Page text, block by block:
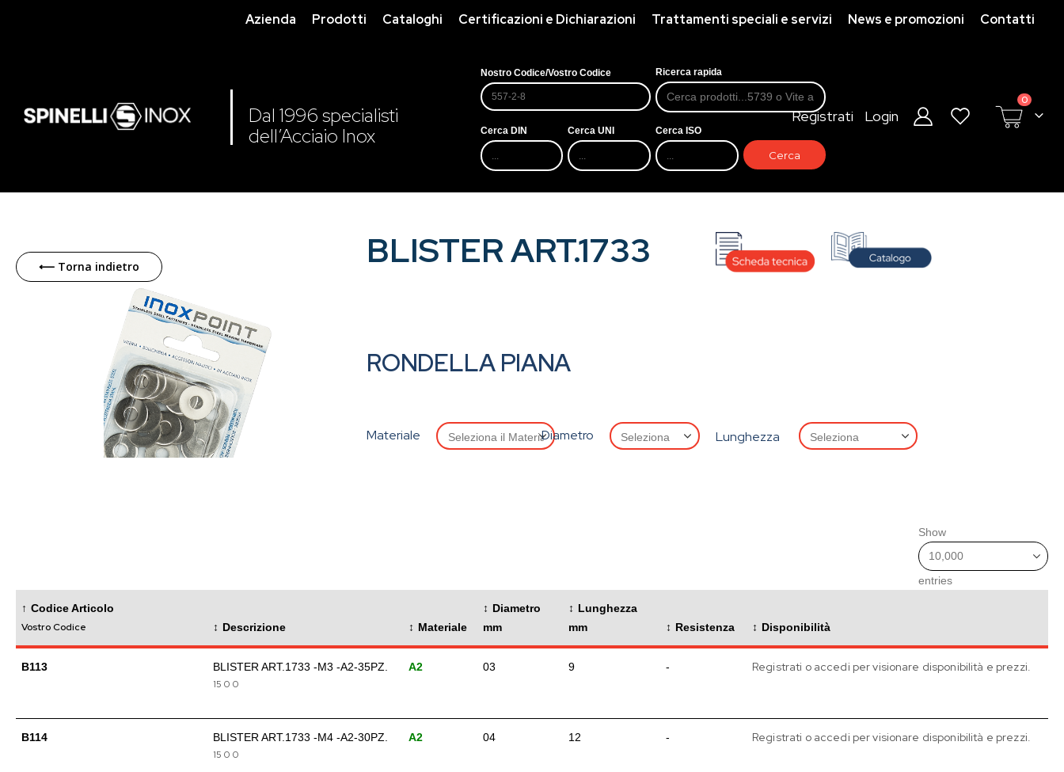
Azienda Prodotti Cataloghi Certificazioni e Dichiarazioni Trattamenti speciali e servizi News e promozioni Contatti
Dal 1996 specialisti
dell’Acciaio Inox
Nostro Codice/Vostro Codice Ricerca rapida
Cerca DIN Cerca UNI Cerca ISO
Registrati Login Cart
0prodotti
to
the
⟵ Torna indietro
RONDELLA PIANA
BLISTER ART.1733
Materiale Diametro Lunghezza
Show
entries
Codice Articolo
Vostro Codice
Descrizione Materiale
Diametro
mm
Lunghezza
mm
Resistenza Disponibilità
B113
BLISTER ART.1733 -M3 -A2-35PZ.
150 0
A2 03 9 - Registrati o accedi per visionare disponibilità e prezzi.
B114
BLISTER ART.1733 -M4 -A2-30PZ.
150 0
A2 04 12 - Registrati o accedi per visionare disponibilità e prezzi.